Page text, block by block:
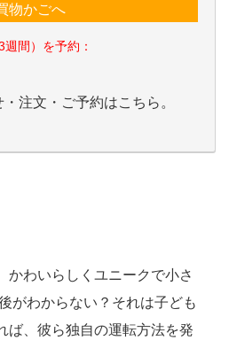
物かごへ
間）を予約：
注文・ご予約はこちら。
かわいらしくユニークで小さ
がわからない？それは子ども
ば、彼ら独自の運転方法を発